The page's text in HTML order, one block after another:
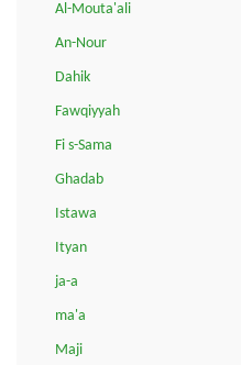
Al-Mouta'ali
An-Nour
Dahik
Fawqiyyah
Fi s-Sama
Ghadab
Istawa
Ityan
ja-a
ma'a
Maji